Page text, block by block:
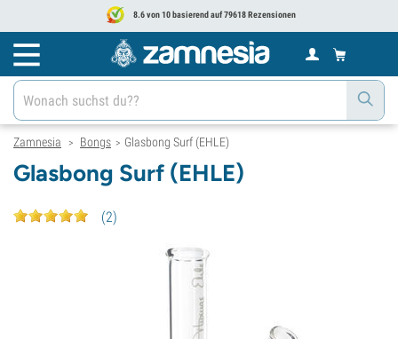
8.6 von 10 basierend auf 79618 Rezensionen
Zamnesia > Bongs > Glasbong Surf (EHLE)
Glasbong Surf (EHLE)
(2)